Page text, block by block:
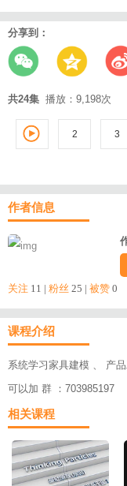
分享到：
共24集 播放：9,198次
1
2 3
作者信息
关注 11 | 粉丝 25 | 被赞 0
课程介绍
系统学习家具建模 、 产
可以加 群 ：703985197
相关课程